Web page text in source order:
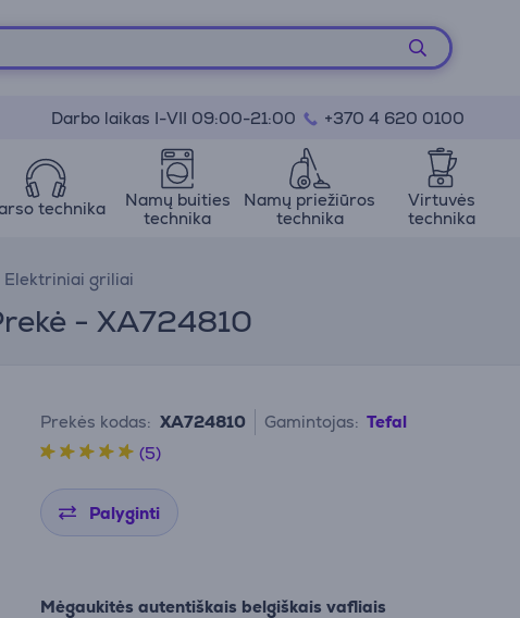
Darbo laikas I-VII 09:00-21:00 +370 4 620 0100
technika
Namų buities
technika
Namų priežiūros
technika
Virtuvės
technika
Elektriniai griliai
- XA724810
Prekės kodas: XA724810 Gamintojas: Tefal
(5)
Palyginti
Mėgaukitės autentiškais belgiškais vafliais